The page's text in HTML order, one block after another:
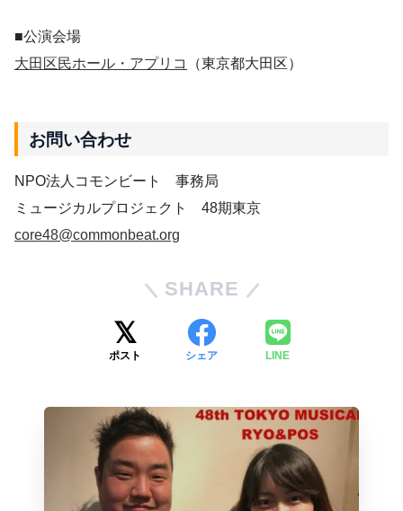
■公演会場
大田区民ホール・アプリコ
（東京都大田区）
お問い合わせ
NPO法人コモンビート 事務局
ミュージカルプロジェクト 48期東京
core48@commonbeat.org
SHARE
ポスト シェア LINE